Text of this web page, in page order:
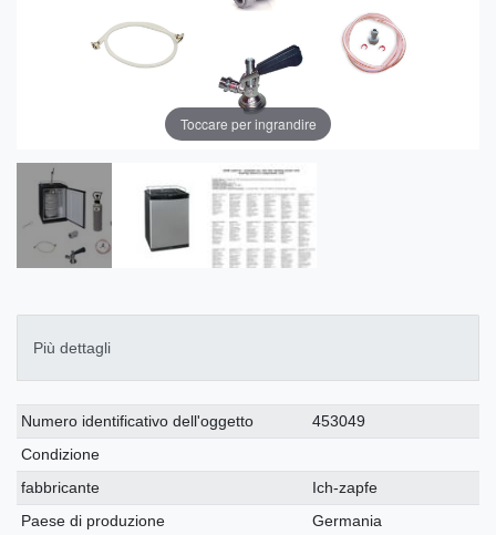
Toccare per ingrandire
Più dettagli
Ceres::Template.singleItemTechnicalDataAttribute
Ceres::Template.singleItemTechnicalDataValue
Numero identificativo dell'oggetto
453049
Condizione
fabbricante
Ich-zapfe
Paese di produzione
Germania